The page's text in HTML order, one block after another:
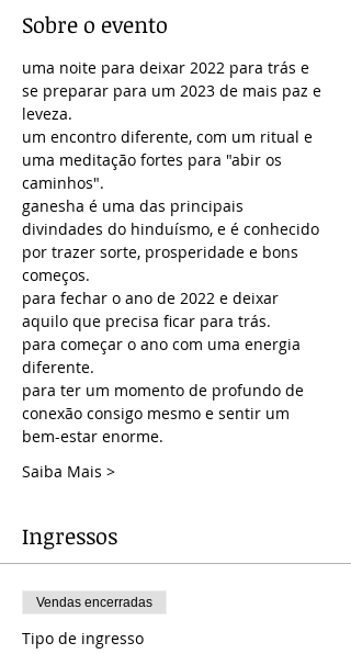
Sobre o evento
uma noite para deixar 2022 para trás e
se preparar para um 2023 de mais paz e
leveza.
um encontro diferente, com um ritual e
uma meditação fortes para "abir os
caminhos".
ganesha é uma das principais
divindades do hinduísmo, e é conhecido
por trazer sorte, prosperidade e bons
começos.
para fechar o ano de 2022 e deixar
aquilo que precisa ficar para trás.
para começar o ano com uma energia
diferente.
para ter um momento de profundo de
conexão consigo mesmo e sentir um
bem-estar enorme.
Saiba Mais >
Ingressos
Vendas encerradas
Tipo de ingresso